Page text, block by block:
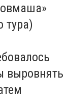
тура)
выровнять